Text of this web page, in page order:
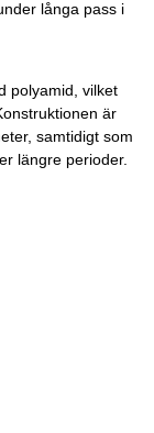
långa pass i
polyamid, vilket
är
samtidigt som
längre perioder.